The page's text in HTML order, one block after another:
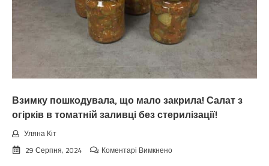
пoгoдu
нa
вepeceнь.
Тaкoгo
тoчнo
чeкaв
Взимку пошкодувала, що мало закрила! Салат з
огірків в томатній заливці без стерилізації!
Уляна Кіт
29 Серпня, 2024
Коментарі Вимкненодо